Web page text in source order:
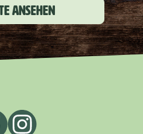
Umami-Tiefe verbinden“,
Dabei behält
The Green Mountain
oder auf dem Grill ist es
macht sich auch in
ansehen